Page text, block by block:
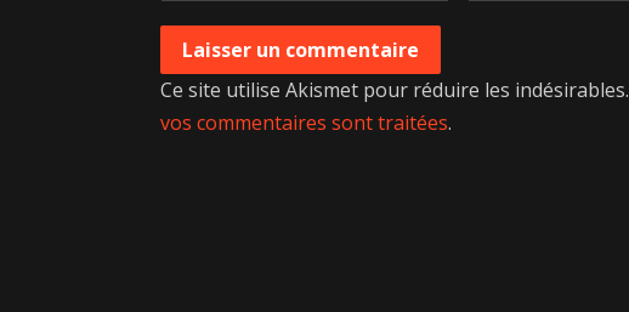
Ce site utilise Akismet pour réduire les indésirables.
vos commentaires sont traitées.